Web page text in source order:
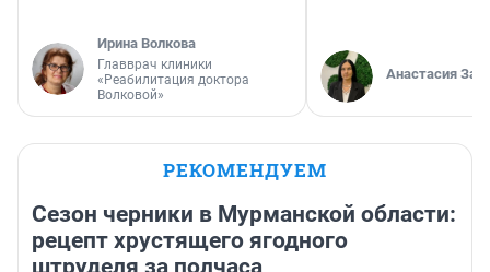
Ирина Волкова
Главврач клиники
«Реабилитация доктора
Волковой»
Анастасия
РЕКОМЕНДУЕМ
Сезон черники в Мурманской области:
рецепт хрустящего ягодного
штруделя за полчаса